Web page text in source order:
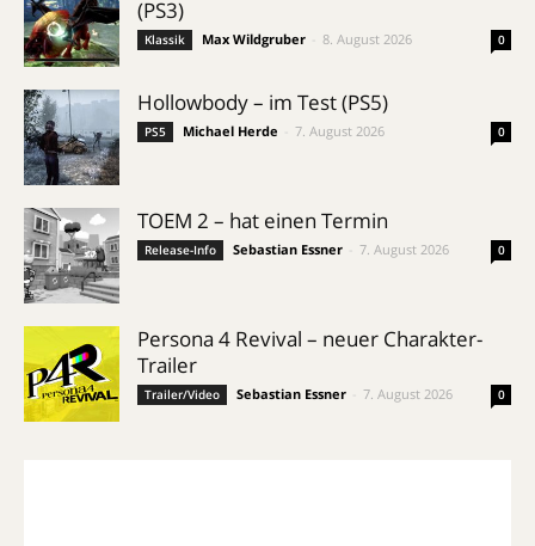
(PS3)
Klassik Max Wildgruber 8. August 2026 0
Hollowbody – im Test (PS5)
PS5 Michael Herde 7. August 2026 0
TOEM 2 – hat einen Termin
Release-Info Sebastian Essner 7. August 2026 0
Persona 4 Revival – neuer Charakter-
Trailer
Trailer/Video Sebastian Essner 7. August 2026 0